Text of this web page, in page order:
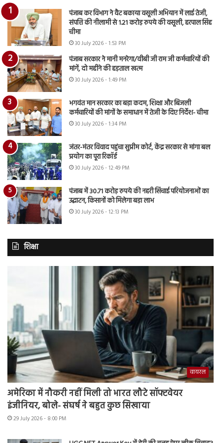
पंजाब कर विभाग ने वैट बकाया वसूली अभियान में लाई तेजी,
संपत्ति की नीलामी से 1.21 करोड़ रुपये की वसूली, हरपाल सिंह
चीमा
30 July 2026 - 1:53 PM
पंजाब सरकार ने मानी मनरेगा/वीबी जी राम जी कर्मचारियों की
मांगें, दो महीने की हड़ताल खत्म
30 July 2026 - 1:49 PM
भगवंत मान सरकार का बड़ा कदम, शिक्षा और बिजली
कर्मचारियों की मांगों के समाधान में तेजी के दिए निर्देश- चीमा
30 July 2026 - 1:34 PM
जंतर-मंतर विवाद पहुंचा सुप्रीम कोर्ट, केंद्र सरकार से मांगा बल
प्रयोग का पूरा रिकॉर्ड
30 July 2026 - 12:49 PM
पंजाब में 30.71 करोड़ रुपये की नहरी सिंचाई परियोजनाओं का
उद्घाटन, किसानों को मिलेगा बड़ा लाभ
30 July 2026 - 12:13 PM
शिक्षा
वायरल
अमेरिका में नौकरी नहीं मिली तो भारत लौटे सॉफ्टवेयर
इंजीनियर, बोले- संघर्ष ने बहुत कुछ सिखाया
29 July 2026 - 8:00 PM